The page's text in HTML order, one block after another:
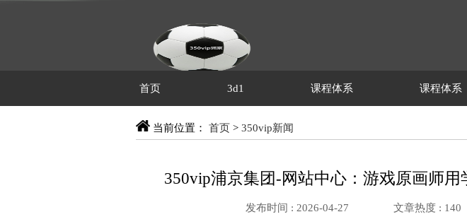
首页 3d1 课程体系 课程体系
当前位置： 首页 > 350vip新闻
350vip浦京集团-网站中心：游戏原画师用
发布时间 : 2026-04-27 文章热度 : 140